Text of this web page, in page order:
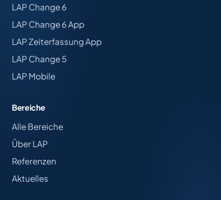
LAP Change 6
LAP Change 6 App
LAP Zeiterfassung App
LAP Change 5
LAP Mobile
Bereiche
Alle Bereiche
Über LAP
Referenzen
Aktuelles